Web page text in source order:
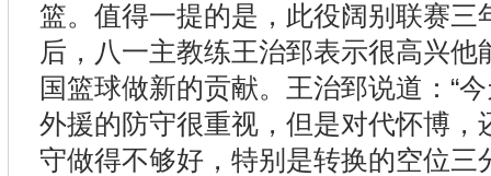
篮。值得一提的是，此役阔别联赛三
后，八一主教练王治郅表示很高兴他
国篮球做新的贡献。王治郅说道：“
外援的防守很重视，但是对代怀博，
守做得不够好，特别是转换的空位三